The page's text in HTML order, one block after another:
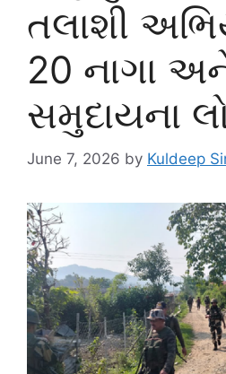
તલાશી
20 નાગા
સમુદાયના
June 7, 2026 by Kuldeep